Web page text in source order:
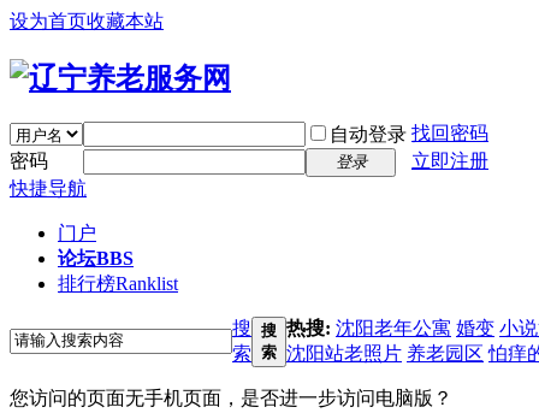
设为首页收藏本站
自动登录 找回密码
密码
登录
立即注册
快捷导航
门户
论坛BBS
排行榜Ranklist
搜
索
搜
索
热搜: 沈阳老年公寓 婚变 小
沈阳站老照片 养老园区 怕痒
您访问的页面无手机页面，是否进一步访问电脑版？